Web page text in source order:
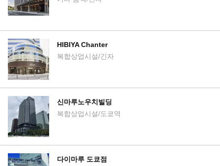
HIBIYA Chanter
복합상업시설/긴자
신마루노우치빌딩
복합상업시설/도쿄역
다이마루 도쿄점